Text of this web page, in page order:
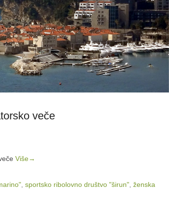
veče
Više→
sportsko ribolovno društvo "širun" ženska